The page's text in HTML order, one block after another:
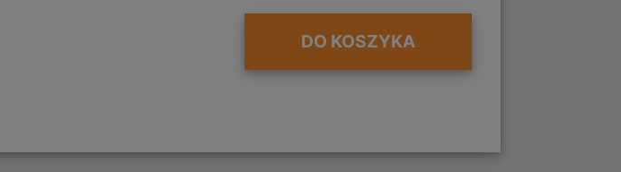
DO KOSZYKA